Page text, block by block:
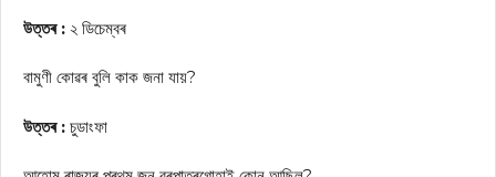
উত্তৰ : ২ ডিচেম্বৰ
বামুণী কোৱৰ বুলি কাক জনা যায়?
উত্তৰ : চুডাংফা